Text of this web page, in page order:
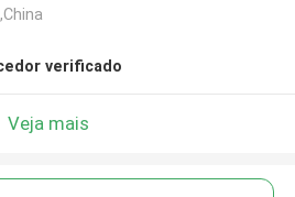
verificado
Veja mais